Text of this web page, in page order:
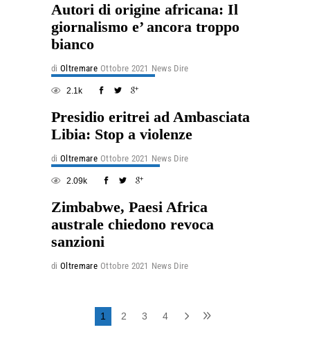
Autori di origine africana: Il
giornalismo e’ ancora troppo
bianco
di Oltremare Ottobre 2021 News Dire
2.1k
Presidio eritrei ad Ambasciata
Libia: Stop a violenze
di Oltremare Ottobre 2021 News Dire
2.09k
Zimbabwe, Paesi Africa
australe chiedono revoca
sanzioni
di Oltremare Ottobre 2021 News Dire
1 2 3 4